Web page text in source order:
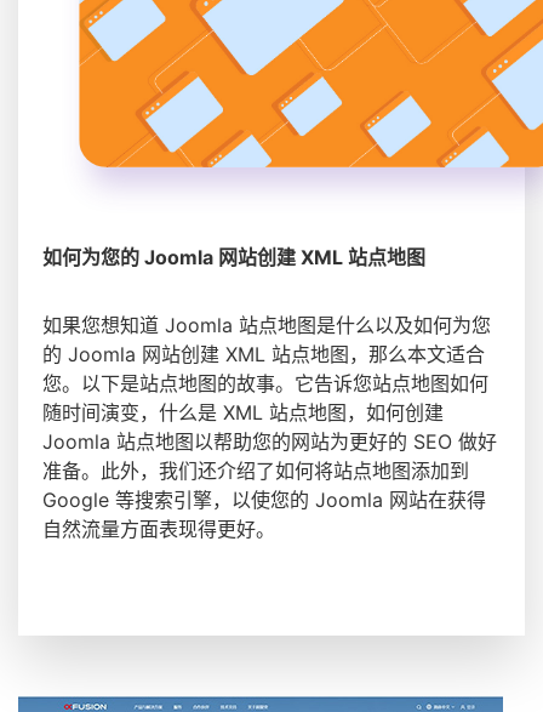
如何为您的 Joomla 网站创建 XML 站点地图
如果您想知道 Joomla 站点地图是什么以及如何为您
的 Joomla 网站创建 XML 站点地图，那么本文适合
您。以下是站点地图的故事。它告诉您站点地图如何
随时间演变，什么是 XML 站点地图，如何创建
Joomla 站点地图以帮助您的网站为更好的 SEO 做好
准备。此外，我们还介绍了如何将站点地图添加到
Google 等搜索引擎，以使您的 Joomla 网站在获得
自然流量方面表现得更好。